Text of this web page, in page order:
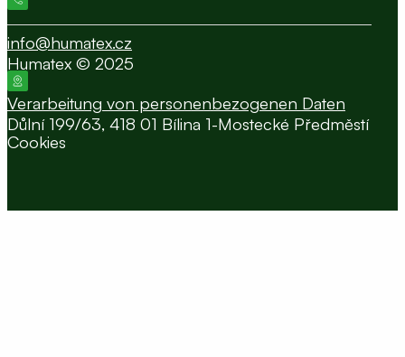
info@humatex.cz
Důlní 199/63, 418 01 Bílina 1-Mostecké Předměstí
Humatex © 2025
Verarbeitung von personenbezogenen Daten
Cookies